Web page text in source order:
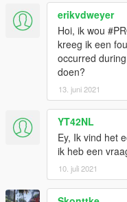
erikvdweyer
Hoi, ik wou
kreeg ik een
occurred
doen?
13. juni 2021
YT42NL
Ey, Ik vind het
ik heb een
10. juli 2021